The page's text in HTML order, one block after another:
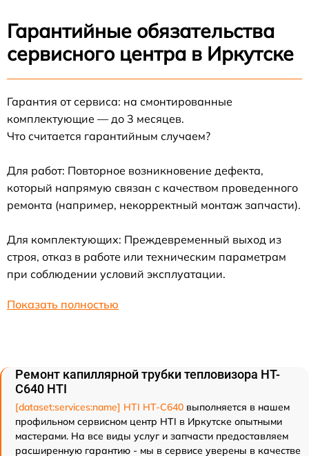
Гарантийные обязательства
сервисного центра в Иркутске
Гарантия от сервиса: на смонтированные
комплектующие — до 3 месяцев.
Что считается гарантийным случаем?
Для работ: Повторное возникновение дефекта,
который напрямую связан с качеством проведенного
ремонта (например, некорректный монтаж запчасти).
Для комплектующих: Преждевременный выход из
строя, отказ в работе или техническим параметрам
при соблюдении условий эксплуатации.
Показать полностью
Ремонт капиллярной трубки тепловизора HT-
C640 HTI
[dataset:services:name] HTI HT-C640 выполняется в нашем
профильном сервисном центр HTI в Иркутске опытными
мастерами. На все виды услуг и запчасти предоставляем
расширенную гарантию - мы в сервисе уверены в качестве